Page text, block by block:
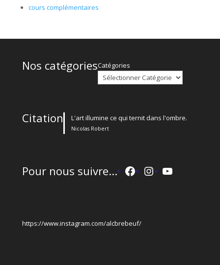
cours complémentaires
Nos catégoriesCatégories
Citation L'art illumine ce qui ternit dans l'ombre.
Nicolas Robert
Pour nous suivre... Facebook
Instagram
YouTube
https://www.instagram.com/alcbrebeuf/